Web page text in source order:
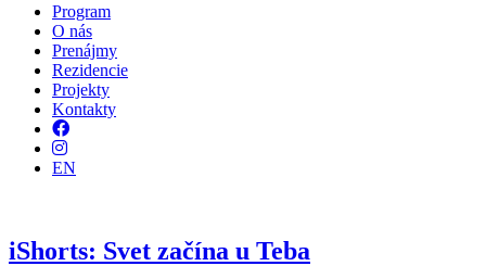
Program
O nás
Prenájmy
Rezidencie
Projekty
Kontakty
Facebook
Instagram
EN
iShorts: Svet začína u Teba